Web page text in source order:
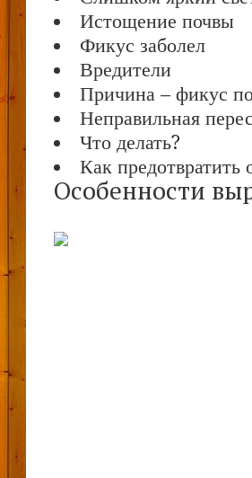
Истощение почвы
Фикус заболел
Вредители
Причина – фикус
Неправильная
Что делать?
Как предотвратить
Особенности